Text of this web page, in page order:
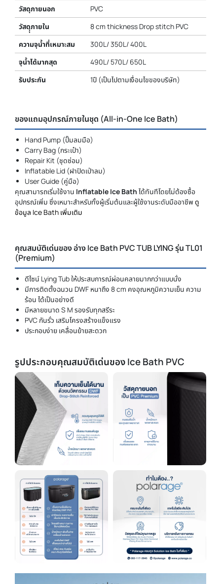
วัสดุภายนอก
PVC
วัสดุุภายใน
8 cm thickness Drop stitch PVC
ความจุน้ำที่เหมาะสม
300L/ 350L/ 400L
จุน้ำได้มากสุด
490L/ 570L/ 650L
รับประกัน
1ปี (เป็นไปตามเงื่อนไขของบริษัท)
ของแถมอุปกรณ์ภายในชุด (All-in-One Ice Bath)
Hand Pump (ปั๊มลมมือ)
Carry Bag (กระเป๋า)
Repair Kit (ชุดซ่อม)
Inflatable Lid (ฝาปิดเป่าลม)
User Guide (คู่มือ)
คุณสามารถเริ่มใช้งาน Inflatable Ice Bath ได้ทันทีโดยไม่ต้องซื้อ
อุปกรณ์เพิ่ม ซึ่งเหมาะสำหรับทั้งผู้เริ่มต้นและผู้ใช้งานระดับมืออาชีพ ดู
ข้อมูล Ice Bath เพิ่มเติม
คุณสมบัติเด่นของ อ่าง Ice Bath PVC TUB LYING รุ่น TL01
(Premium)
ดีไซน์ Lying Tub ให้ประสบการณ์ผ่อนคลายมากกว่าแบบนั่ง
มีการติดตั้งฉนวน DWF หนาถึง 8 cm คงอุณหภูมิความเย็น ความ
ร้อน ได้เป็นอย่างดี
มีหลายขนาด S M รองรับทุกสรีระ
PVC กันรั่ว เสริมโครงสร้างแข็งแรง
ประกอบง่าย เคลื่อนย้ายสะดวก
รูปประกอบคุณสมบัติเด่นของ Ice Bath PVC